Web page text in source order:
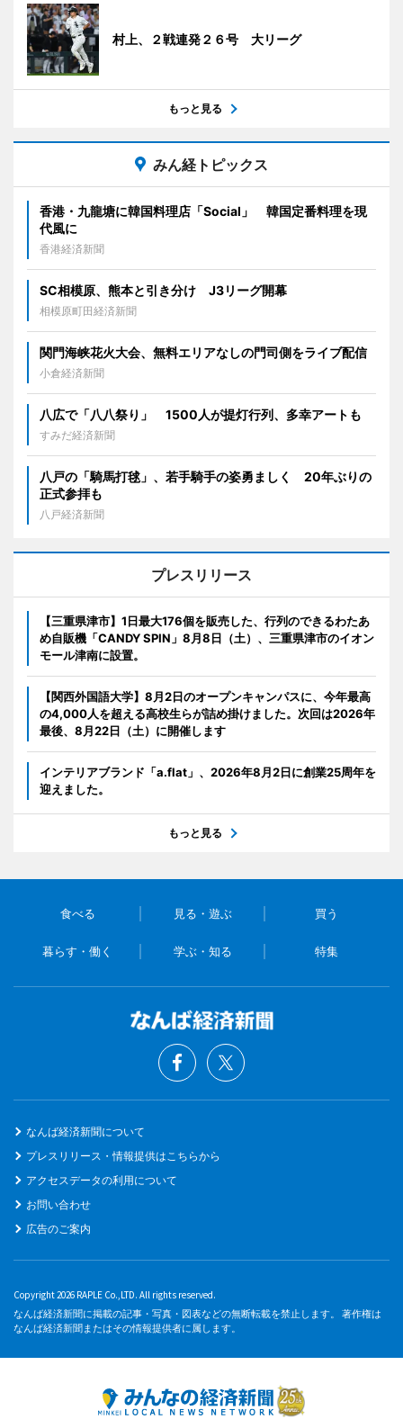
村上、２戦連発２６号 大リーグ
もっと見る
みん経トピックス
香港・九龍塘に韓国料理店「Social」 韓国定番料理を現
代風に
香港経済新聞
SC相模原、熊本と引き分け J3リーグ開幕
相模原町田経済新聞
関門海峡花火大会、無料エリアなしの門司側をライブ配信
小倉経済新聞
八広で「八八祭り」 1500人が提灯行列、多幸アートも
すみだ経済新聞
八戸の「騎馬打毬」、若手騎手の姿勇ましく 20年ぶりの
正式参拝も
八戸経済新聞
プレスリリース
【三重県津市】1日最大176個を販売した、行列のできるわたあ
め自販機「CANDY SPIN」8月8日（土）、三重県津市のイオン
モール津南に設置。
【関西外国語大学】8月2日のオープンキャンパスに、今年最高
の4,000人を超える高校生らが詰め掛けました。次回は2026年
最後、8月22日（土）に開催します
インテリアブランド「a.flat」、2026年8月2日に創業25周年を
迎えました。
もっと見る
食べる 見る・遊ぶ 買う
暮らす・働く 学ぶ・知る 特集
なんば経済新聞について
プレスリリース・情報提供はこちらから
アクセスデータの利用について
お問い合わせ
広告のご案内
Copyright 2026 RAPLE Co.,LTD. All rights reserved.
なんば経済新聞に掲載の記事・写真・図表などの無断転載を禁止します。 著作権は
なんば経済新聞またはその情報提供者に属します。